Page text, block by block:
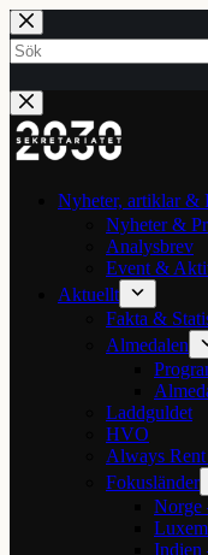
Hoppa
till
innehåll
Inga
resultat
Nyheter, artiklar &
Nyheter &
Analysbrev
Event &
Aktuellt
Fakta &
Almedalen
Laddguldet
HVO
Always
Fokusländer
Norge
Indien